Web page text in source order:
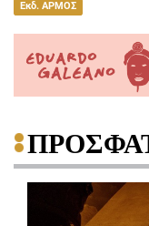
Εκδ. ΑΡΜΟΣ